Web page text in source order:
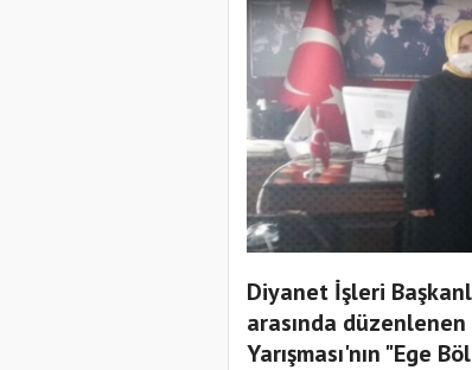
Diyanet İşleri
arasında düzenlenen
Yarışması'nın "Ege